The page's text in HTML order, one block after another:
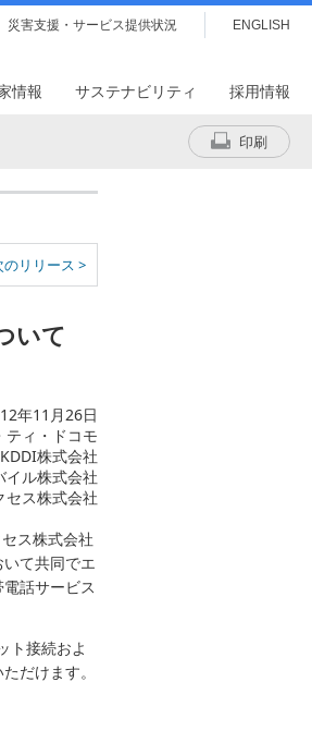
災害支援・サービス提供状況 ENGLISH
情報 サステナビリティ 採用情報
印刷
のリリース >
いて
年11月26日
ティ・ドコモ
KDDI株式会社
イル株式会社
セス株式会社
ス株式会社
て共同でエ
話サービス
ト接続およ
だけます。